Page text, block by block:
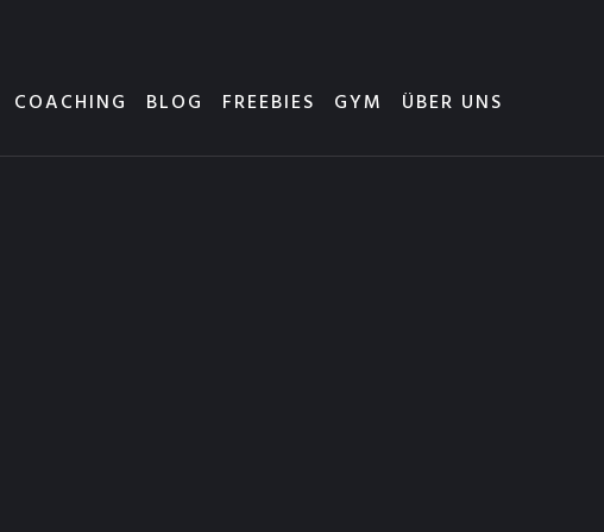
COACHING BLOG FREEBIES GYM ÜBER UNS